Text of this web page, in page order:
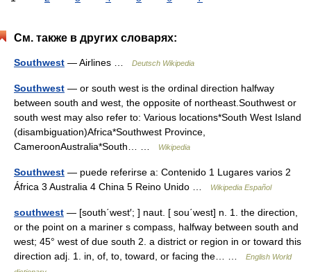
См. также в других словарях:
Southwest — Airlines … Deutsch Wikipedia
Southwest — or south west is the ordinal direction halfway
between south and west, the opposite of northeast.Southwest or
south west may also refer to: Various locations*South West Island
(disambiguation)Africa*Southwest Province,
CameroonAustralia*South… …
Wikipedia
Southwest — puede referirse a: Contenido 1 Lugares varios 2
África 3 Australia 4 China 5 Reino Unido …
Wikipedia Español
southwest — [south΄west′; ] naut. [ sou΄west] n. 1. the direction,
or the point on a mariner s compass, halfway between south and
west; 45° west of due south 2. a district or region in or toward this
direction adj. 1. in, of, to, toward, or facing the… …
English World